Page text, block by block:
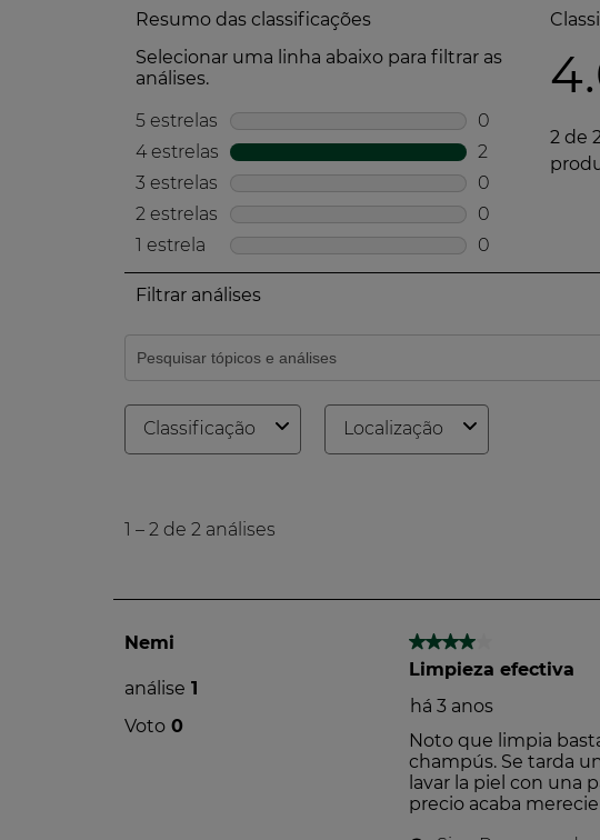
Embalagem totalmente reciclável
Transporte
Baixo impacto de CO2 para o transporte de
Produto fabricado e embalado no mesmo local
Compromisso Social
Produzido e embalado numa fábrica
*de acordo com a norma ISO 45001.
A Yves Rocher é uma empresa com uma
Sabe mais sobre o seu programa de
O Índice de Impacto Verde é uma
suplementos alimentares e produtos
fundadoras, avalia os produtos em
Mais informações